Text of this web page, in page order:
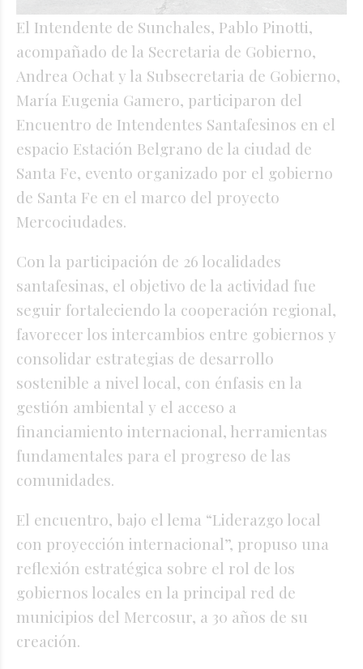
El Intendente de Sunchales, Pablo Pinotti,
acompañado de la Secretaria de Gobierno,
Andrea Ochat y la Subsecretaria de Gobierno,
María Eugenia Gamero, participaron del
Encuentro de Intendentes Santafesinos en el
espacio Estación Belgrano de la ciudad de
Santa Fe, evento organizado por el gobierno
de Santa Fe en el marco del proyecto
Mercociudades.
Con la participación de 26 localidades
santafesinas, el objetivo de la actividad fue
seguir fortaleciendo la cooperación regional,
favorecer los intercambios entre gobiernos y
consolidar estrategias de desarrollo
sostenible a nivel local, con énfasis en la
gestión ambiental y el acceso a
financiamiento internacional, herramientas
fundamentales para el progreso de las
comunidades.
El encuentro, bajo el lema “Liderazgo local
con proyección internacional”, propuso una
reflexión estratégica sobre el rol de los
gobiernos locales en la principal red de
municipios del Mercosur, a 30 años de su
creación.